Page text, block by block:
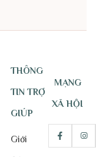
THÔNG
TIN TRỢ
GIÚP
Giới
MẠNG
XÃ HỘI